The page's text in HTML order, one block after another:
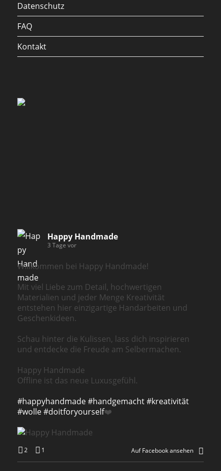
Datenschutz
FAQ
Kontakt
Happy Handmade
3 Tage vor
Willkommen bei Happy Handmade!
Mit viel Liebe zum Detail, hochwertigen
Materialien und jeder Menge Kreativität
entstehen hier einzigartige Handarbeiten und
Geschenkideen.
Schau hinter die Kulissen, lass dich inspirieren
und entdecke die Freude am Selbermachen.
Happy Handmade
Offline ist das neue Luxusgefühl.
#happyhandmade#handgemacht#kreativität
#wolle#doitforyourself❤️
2 1 Auf Facebook ansehen